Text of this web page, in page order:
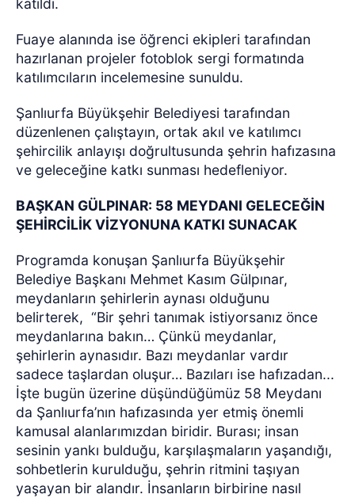
Fuaye alanında ise öğrenci ekipleri tarafından
hazırlanan projeler fotoblok sergi formatında
katılımcıların incelemesine sunuldu.
Şanlıurfa Büyükşehir Belediyesi tarafından
düzenlenen çalıştayın, ortak akıl ve katılımcı
şehircilik anlayışı doğrultusunda şehrin hafızasına
ve geleceğine katkı sunması hedefleniyor.
BAŞKAN GÜLPINAR: 58 MEYDANI GELECEĞİN
ŞEHİRCİLİK VİZYONUNA KATKI SUNACAK
Programda konuşan Şanlıurfa Büyükşehir
Belediye Başkanı Mehmet Kasım Gülpınar,
meydanların şehirlerin aynası olduğunu
belirterek, “Bir şehri tanımak istiyorsanız önce
meydanlarına bakın… Çünkü meydanlar,
şehirlerin aynasıdır. Bazı meydanlar vardır
sadece taşlardan oluşur… Bazıları ise hafızadan...
İşte bugün üzerine düşündüğümüz 58 Meydanı
da Şanlıurfa’nın hafızasında yer etmiş önemli
kamusal alanlarımızdan biridir. Burası; insan
sesinin yankı bulduğu, karşılaşmaların yaşandığı,
sohbetlerin kurulduğu, şehrin ritmini taşıyan
yaşayan bir alandır. İnsanların birbirine nasıl